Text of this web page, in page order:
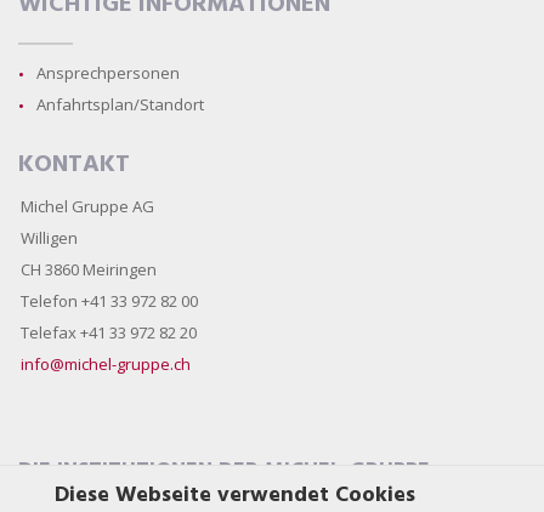
Ansprechpersonen
Anfahrtsplan/Standort
KONTAKT
Michel Gruppe AG
Willigen
CH 3860 Meiringen
Telefon +41 33 972 82 00
Telefax +41 33 972 82 20
info@michel-gruppe.ch
DIE INSTITUTIONEN DER MICHEL-GRUPPE
Diese Webseite verwendet Cookies